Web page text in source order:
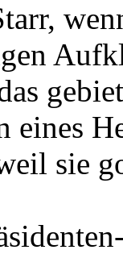
eines
sie